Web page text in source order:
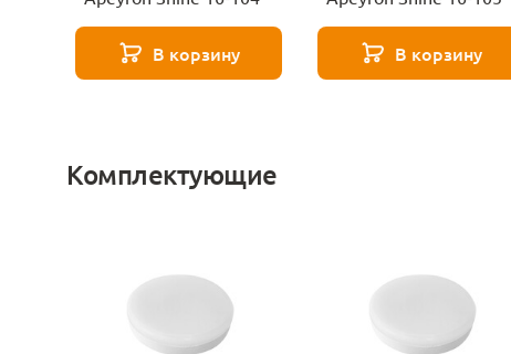
В корзину В корзину
Комплектующие